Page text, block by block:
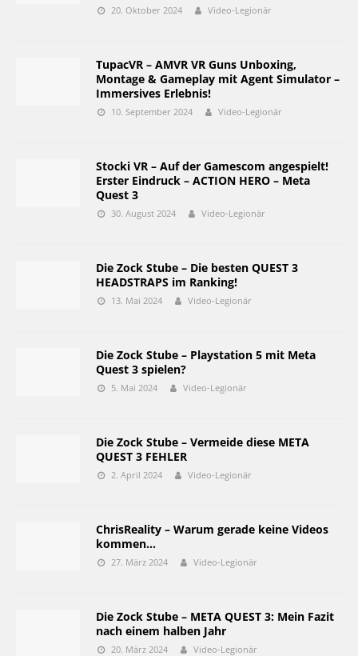
20. Oktober 2024 Video-Legionär
TupacVR – AMVR VR Guns Unboxing,
Montage & Gameplay mit Agent Simulator –
Immersives Erlebnis!
10. September 2024 Video-Legionär
Stocki VR – Auf der Gamescom angespielt!
Erster Eindruck – ACTION HERO – Meta
Quest 3
30. August 2024 Video-Legionär
Die Zock Stube – Die besten QUEST 3
HEADSTRAPS im Ranking!
13. Mai 2024 Video-Legionär
Die Zock Stube – Playstation 5 mit Meta
Quest 3 spielen?
5. Mai 2024 Video-Legionär
Die Zock Stube – Vermeide diese META
QUEST 3 FEHLER
2. April 2024 Video-Legionär
ChrisReality – Warum gerade keine Videos
kommen…
27. März 2024 Video-Legionär
Die Zock Stube – META QUEST 3: Mein Fazit
nach einem halben Jahr
20. März 2024 Video-Legionär